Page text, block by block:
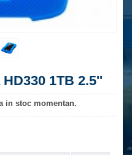
1TB 2.5''
in stoc momentan.